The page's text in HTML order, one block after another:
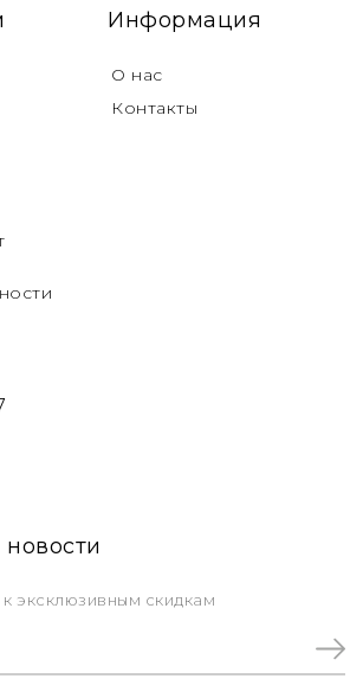
Информация
О нас
Контакты
эксклюзивным скидкам